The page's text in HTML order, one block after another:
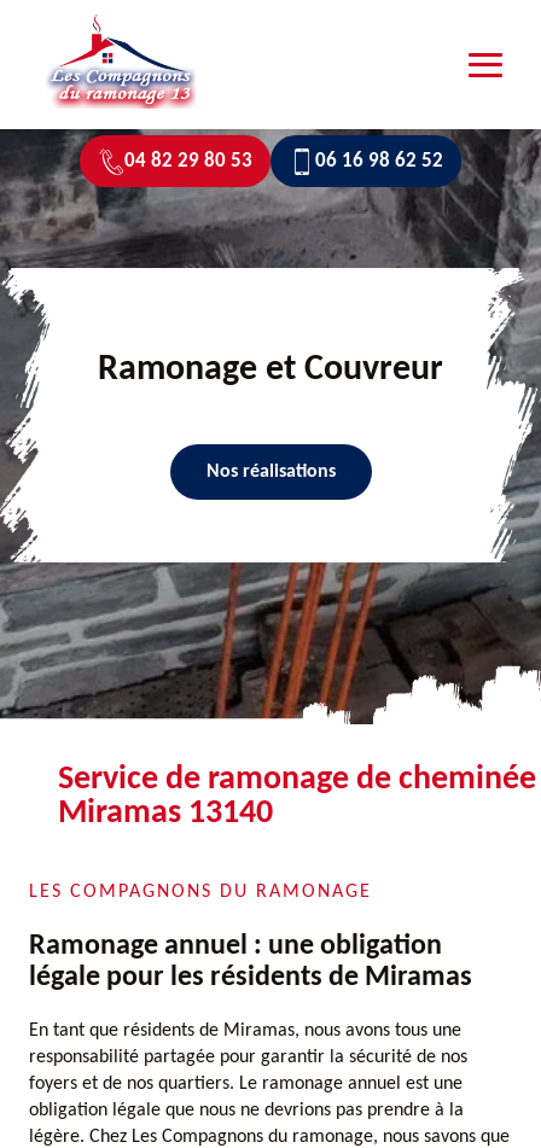
04 82 29 80 53 06 16 98 62 52
Ramonage et Couvreur
Nos réalisations
Service de ramonage de cheminée
Miramas 13140
LES COMPAGNONS DU RAMONAGE
Ramonage annuel : une obligation
légale pour les résidents de Miramas
En tant que résidents de Miramas, nous avons tous une
responsabilité partagée pour garantir la sécurité de nos
foyers et de nos quartiers. Le ramonage annuel est une
obligation légale que nous ne devrions pas prendre à la
légère. Chez Les Compagnons du ramonage, nous savons que